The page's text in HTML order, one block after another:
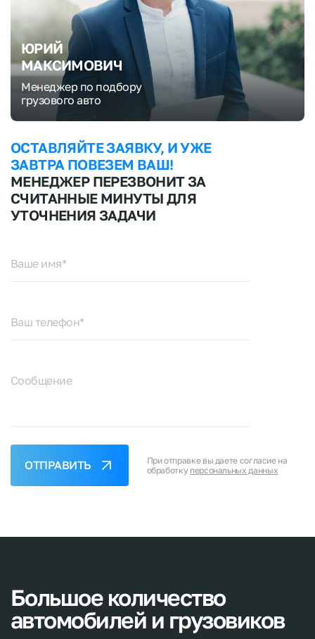
ЮРИЙ
МАКСИМОВИЧ
Менеджер по подбору
грузового авто
ОСТАВЛЯЙТЕ ЗАЯВКУ, И УЖЕ
ЗАВТРА ПОВЕЗЕМ ВАШ!
МЕНЕДЖЕР ПЕРЕЗВОНИТ ЗА
СЧИТАННЫЕ МИНУТЫ ДЛЯ
УТОЧНЕНИЯ ЗАДАЧИ
Ваше имя*
Ваш телефон*
Сообщение
ОТПРАВИТЬ
При отправке вы даете согласие на
обработку персональных данных
Большое количество
автомобилей и грузовиков